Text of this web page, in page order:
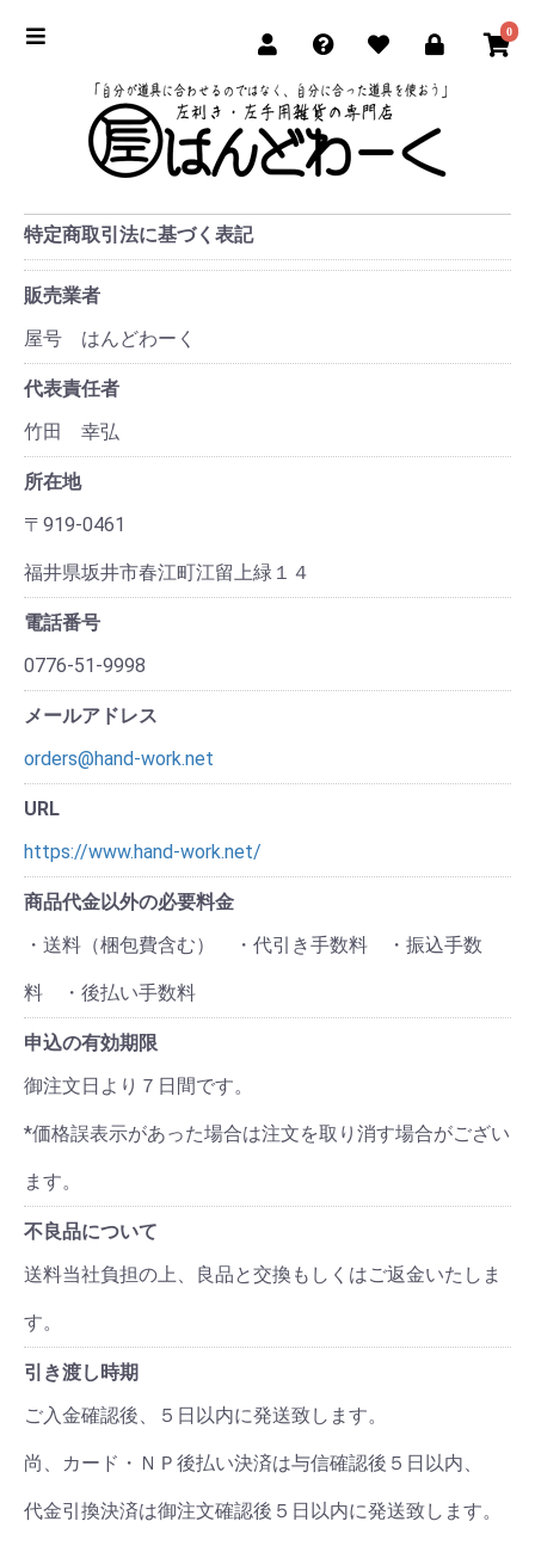
0
特定商取引法に基づく表記
販売業者
屋号 はんどわーく
代表責任者
竹田 幸弘
所在地
〒919-0461
福井県坂井市春江町江留上緑１４
電話番号
0776-51-9998
メールアドレス
orders@hand-work.net
URL
https://www.hand-work.net/
商品代金以外の必要料金
・送料（梱包費含む） ・代引き手数料 ・振込手数
料 ・後払い手数料
申込の有効期限
御注文日より７日間です。
*価格誤表示があった場合は注文を取り消す場合がござい
ます。
不良品について
送料当社負担の上、良品と交換もしくはご返金いたしま
す。
引き渡し時期
ご入金確認後、５日以内に発送致します。
尚、カード・ＮＰ後払い決済は与信確認後５日以内、
代金引換決済は御注文確認後５日以内に発送致します。